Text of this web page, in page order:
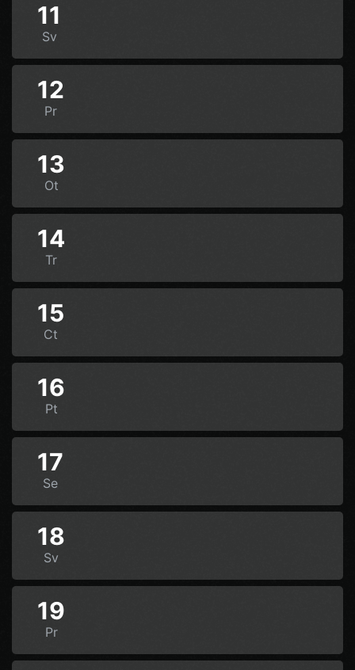
11
Sv
12
Pr
13
Ot
14
Tr
15
Ct
16
Pt
17
Se
18
Sv
19
Pr